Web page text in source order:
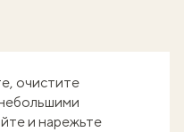
очистите
и нарежьте